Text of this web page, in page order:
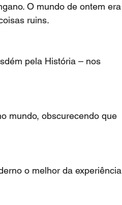
O mundo de ontem era
ruins.
pela História – nos
mundo, obscurecendo que
o melhor da experiência